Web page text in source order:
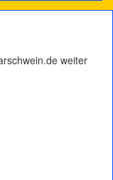
weiter